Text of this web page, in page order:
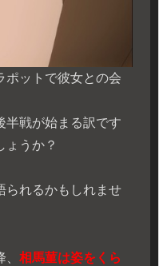
ポットで彼女との会
半戦が始まる訳です
ょうか？
られるかもしれませ
相馬菫は姿をくら